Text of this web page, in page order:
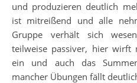
und produzieren deutlich
ist mitreißend und alle
Gruppe verhält sich
teilweise passiver, hier wirft
ein und auch das
mancher Übungen fällt